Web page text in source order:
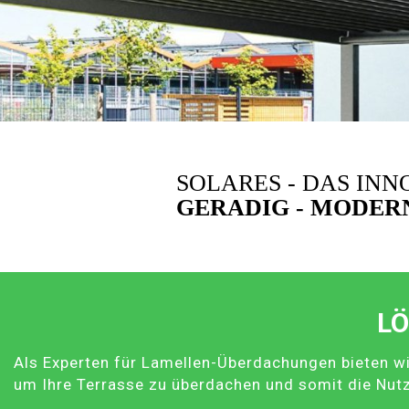
SOLARES - DAS
GERADIG -
Als Experten für Lamellen-Überdachungen bieten
um Ihre Terrasse zu überdachen und somit die